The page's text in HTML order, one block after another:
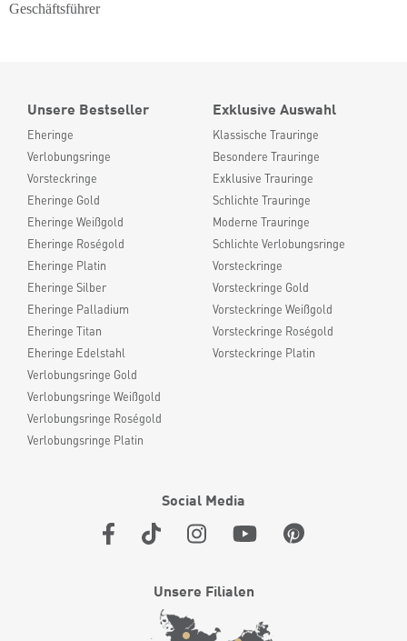
Geschäftsführer
Unsere Bestseller
Eheringe
Verlobungsringe
Vorsteckringe
Eheringe Gold
Eheringe Weißgold
Eheringe Roségold
Eheringe Platin
Eheringe Silber
Eheringe Palladium
Eheringe Titan
Eheringe Edelstahl
Verlobungsringe Gold
Verlobungsringe Weißgold
Verlobungsringe Roségold
Verlobungsringe Platin
Exklusive Auswahl
Klassische Trauringe
Besondere Trauringe
Exklusive Trauringe
Schlichte Trauringe
Moderne Trauringe
Schlichte Verlobungsringe
Vorsteckringe
Vorsteckringe Gold
Vorsteckringe Weißgold
Vorsteckringe Roségold
Vorsteckringe Platin
Social Media
Unsere Filialen